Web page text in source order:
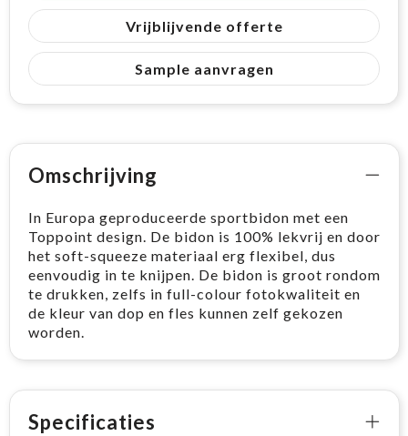
Vrijblijvende offerte
Sample aanvragen
Omschrijving
In Europa geproduceerde sportbidon met een
Toppoint design. De bidon is 100% lekvrij en door
het soft-squeeze materiaal erg flexibel, dus
eenvoudig in te knijpen. De bidon is groot rondom
te drukken, zelfs in full-colour fotokwaliteit en
de kleur van dop en fles kunnen zelf gekozen
worden.
Specificaties